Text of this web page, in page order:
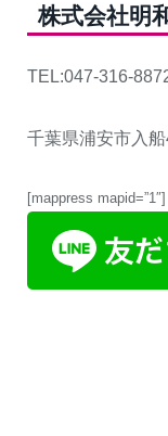
株式会社明
TEL:047-316-
千葉県浦安市入
[mappress mapid=”1″]